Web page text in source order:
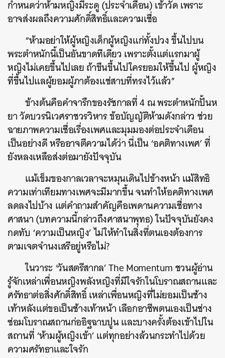
กำหนดว่าห้ามหญิงมีระดู (ประจำเดือน) เข้าวัด เพราะ
อาจส่งผลถึงความศักดิ์สิทธิ์และความเชื่อ
“ห้ามอย่าให้ผู้หญิงเด็กผู้หญิงแก่ทั้งปวง ขึ้นไปบน
พระตำหนักนี้เป็นอันขาดทีเดียว เพราะตั้งแต่แรกมาผู้
หญิงไม่เคยขึ้นไปเลย ถ้าขืนขึ้นไปใครยอมให้ขึ้นไป ผู้หญิง
ที่ขึ้นไปแลผู้ยอมผู้ภาต้องแช่สาบที่ทรงไว้แล้ว”
ข้างต้นคือคำจารึกของรัชกาลที่ 4 ณ พระตำหนักปั้นห
ยา วัดบวรนิเวศราชวรวิหาร ข้อบัญญัติห้ามดังกล่าว ช่วย
ฉายภาพความเชื่อเรื่องเพศและมุมมองต่อประจำเดือน
เป็นอย่างดี หรืออาจตีความได้ว่า นี่เป็น ‘อคติทางเพศ’ ที่
ยังหลงเหลือส่งต่อมายังปัจจุบัน
แม้เข็มของกาลเวลาจะหมุนเดินไปข้างหน้า แม้สิทธิ
ความเท่าเทียมทางเพศจะมีมากขึ้น จนทำให้อคติทางเพศ
ลดลงไปบ้าง แต่คำถามสำคัญคือเพดานความเชื่อทาง
ศาสนา (บทความนี้กล่าวถึงศาสนาพุทธ) ในปัจจุบันยังคง
กดทับ ‘ความเป็นหญิง’ ไม่ให้ทำในสิ่งที่ตนเองต้องการ
ตามเจตจำนงเสรีอยู่หรือไม่?
ในวาระ ‘วันสตรีสากล’ The Momentum ชวนผู้อ่าน
รู้จักเหล่าเพื่อนหญิงพลังหญิงที่มีใจรักในโบราณสถานและ
ศรัทธาต่อสิ่งศักดิ์สิทธิ์ เหล่าเพื่อนหญิงที่ไม่ยอมเป็นช้าง
เท้าหลังแต่ขอเป็นช้างเท้าหน้า เลือกอาชีพตนเองเป็นช่าง
ซ่อมโบราณสถานก่ออิฐฉาบปูน และบางครั้งต้องเข้าไปใน
สถานที่ ‘ห้ามผู้หญิงเข้า’ แต่ทุกอย่างล้วนกระทำไปด้วย
ความศรัทธาและใจรัก